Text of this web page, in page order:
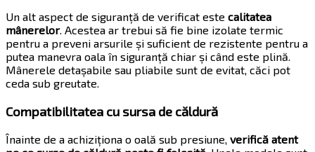
Un alt aspect de siguranță de verificat este calitatea
mânerelor. Acestea ar trebui să fie bine izolate termic
pentru a preveni arsurile și suficient de rezistente pentru a
putea manevra oala în siguranță chiar și când este plină.
Mânerele detașabile sau pliabile sunt de evitat, căci pot
ceda sub greutate.
Compatibilitatea cu sursa de căldură
Înainte de a achiziționa o oală sub presiune, verifică atent